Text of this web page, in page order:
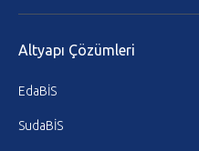
Altyapı Çözümleri
EdaBİS
SudaBİS